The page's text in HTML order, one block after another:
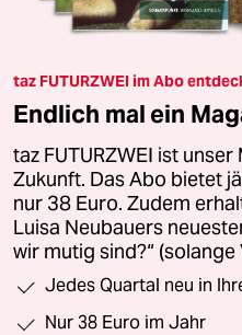
taz FUTURZWEI im Abo
Endlich mal ein
taz FUTURZWEI ist
Zukunft. Das Abo bietet
nur 38 Euro. Zudem
Luisa Neubauers
wir mutig sind?“
Jedes Quartal neu in
Nur 38 Euro im Jahr